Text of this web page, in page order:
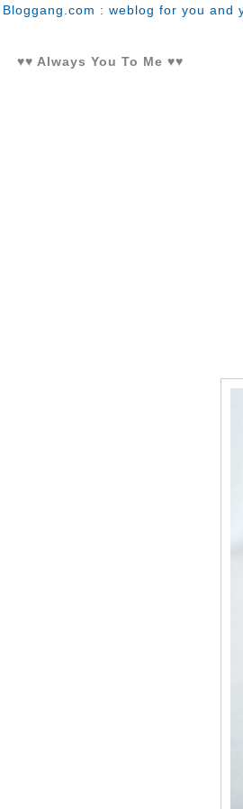
Bloggang.com : weblog for you and
♥♥ Always You To Me ♥♥